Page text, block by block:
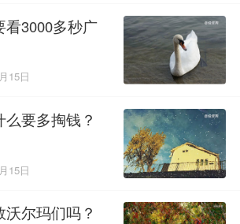
3000多秒广
15日
要多掏钱？
15日
尔玛们吗？